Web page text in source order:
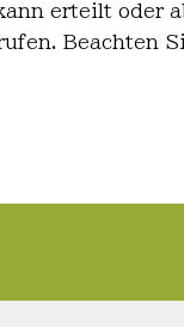
erteilt oder
Beachten